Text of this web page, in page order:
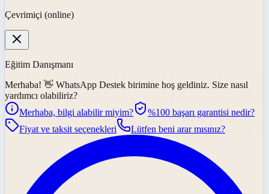
Çevrimiçi (online)
Eğitim Danışmanı
Merhaba! 👋 WhatsApp Destek birimine hoş geldiniz. Size nasıl
yardımcı olabiliriz?
Merhaba, bilgi alabilir miyim?
%100 başarı garantisi nedir?
Fiyat ve taksit seçenekleri
Lütfen beni arar mısınız?